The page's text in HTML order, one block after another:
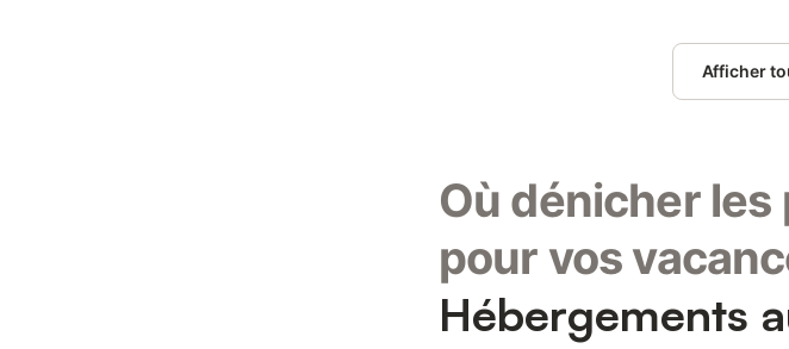
Afficher
Où dénicher
pour vos
Hébergements